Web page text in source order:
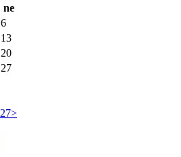
ne
>
6
13
20
27